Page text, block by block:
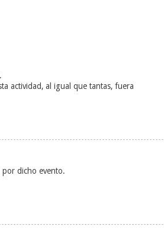
actividad, al igual que tantas, fuera
por dicho evento.